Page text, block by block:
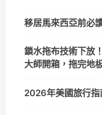
移居馬來西亞前必
鎖水拖布技術下放
大師開箱，拖完地
2026年美國旅行指